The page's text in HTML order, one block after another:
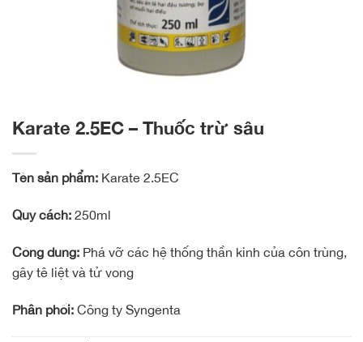
Karate 2.5EC – Thuốc trừ sâu
Tên sản phẩm: Karate 2.5EC
Quy cách: 250ml
Công dụng: Phá vỡ các hệ thống thần kinh của côn trùng,
gây tê liệt và tử vong
Phân phối: Công ty Syngenta